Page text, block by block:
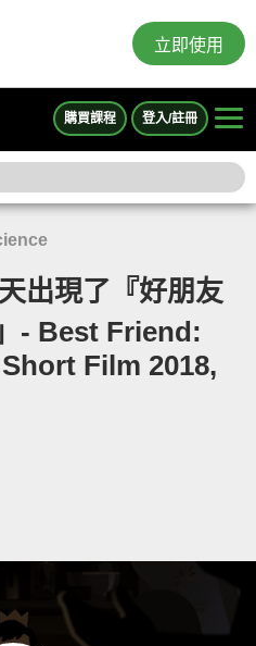
立即使用
購買課程 登入/註冊
出現了『好朋友
- Best Friend:
Film 2018,